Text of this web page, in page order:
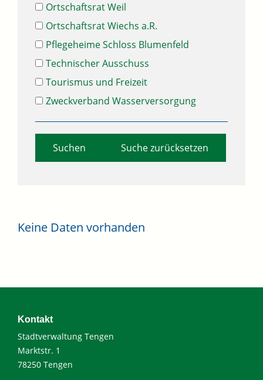
Ortschaftsrat Weil
Ortschaftsrat Wiechs a.R.
Pflegeheime Schloss Blumenfeld
Technischer Ausschuss
Tourismus und Freizeit
Zweckverband Wasserversorgung
Suche zurücksetzen
Keine Daten vorhanden
Kontakt
Stadtverwaltung Tengen
Marktstr. 1
78250 Tengen